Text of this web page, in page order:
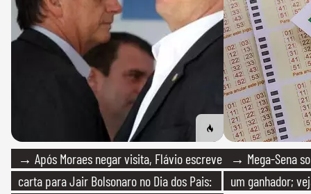
→ Após Moraes negar visita, Flávio escreve
carta para Jair Bolsonaro no Dia dos Pais:
→ Mega-Sena
um ganhador;